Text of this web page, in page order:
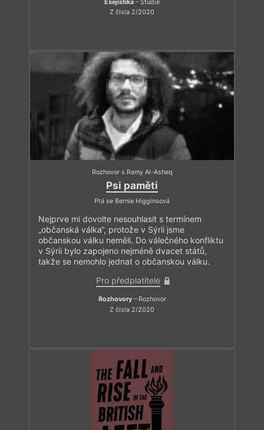
Esejistika – Studie
Z čísla 2/2020
Rozhovor s Ramy Al-Asheq
Psi paměti
Ptá se Bernie Higginsová
Nejprve mi dovolte nesouhlasit s termínem
„občanská válka“, protože v Sýrii jsme
občanskou válku neměli. Do válečného konfliktu
v Sýrii bylo zapojeno nejméně dvacet států,
takže se nemohlo jednat o občanskou válku.
Pro předplatitele
Rozhovory– Rozhovor
Z čísla 2/2020